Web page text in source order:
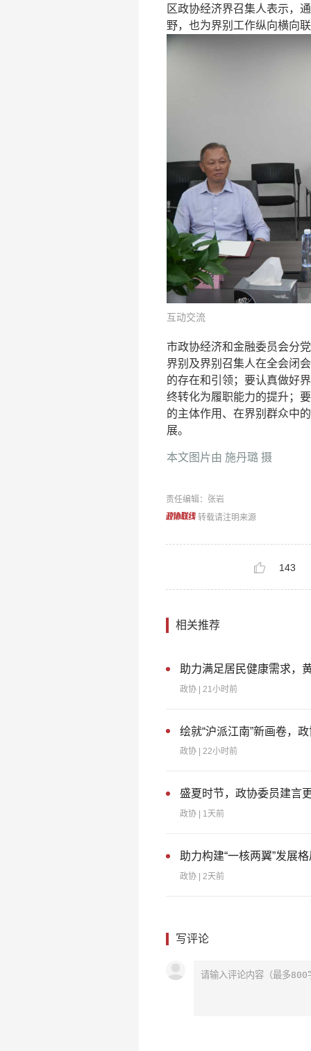
区政协经济界召集人表示，
野，也为界别工作纵向横向
互动交流
市政协经济和金融委员会分
界别及界别召集人在全会闭
的存在和引领；要认真做好
终转化为履职能力的提升；
的主体作用、在界别群众中
展。
本文图片由 施丹璐 摄
责任编辑：张岩
转载请注明来源
143
相关推荐
助力满足居民健康需求，
政协 | 21小时前
绘就“沪派江南”新画卷，
政协 | 22小时前
盛夏时节，政协委员建言
政协 | 1天前
助力构建“一核两翼”发展
政协 | 2天前
写评论